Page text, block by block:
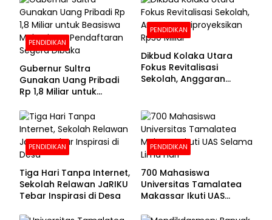
PENDIDIKAN
Gubernur Sultra
Gunakan Uang Pribadi
Rp 1,8 Miliar untuk
Pendaftaran Segera
Dibuka
PENDIDIKAN
Dikbud Kolaka Utara
Fokus Revitalisasi
Sekolah, Anggaran
PENDIDIKAN
Tiga Hari Tanpa Internet,
Sekolah Relawan JaRIKU
Tebar Inspirasi di Desa
PENDIDIKAN
700 Mahasiswa
Universitas Tamalatea
Makassar Ikuti UAS